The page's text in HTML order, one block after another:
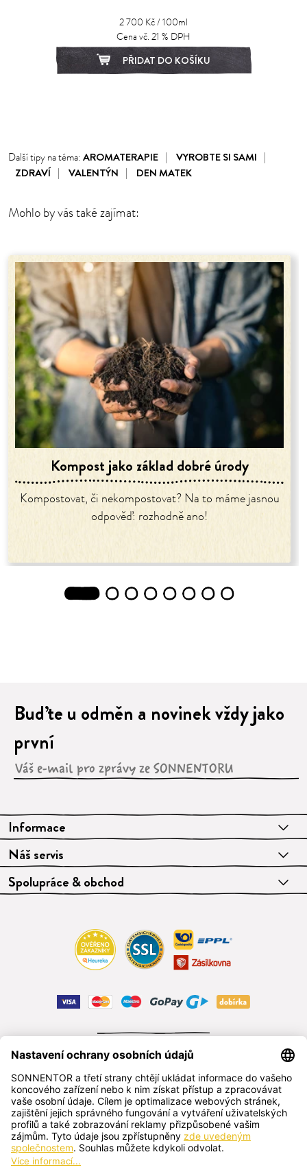
2 700 Kč / 100ml
Cena vč. 21 % DPH
PŘIDAT DO KOŠÍKU
Další tipy na téma:AROMATERAPIE
VYROBTE SI SAMI
ZDRAVÍ
VALENTÝN DEN MATEK
Mohlo by vás také zajímat:
Kompost jako základ dobré úrody
Kompostovat, či nekompostovat? Na to máme jasnou
odpověď: rozhodně ano!
2 3 4 5 6 7 8
Informace
Náš servis
Spolupráce & obchod
Buďte u odměn a novinek vždy jako
první
čeština
SONNENTOR s.r.o.
Příhon 943, 696 15 Čejkovice, Česká republika
+420 518 362 687 sonnentor@sonnentor.cz